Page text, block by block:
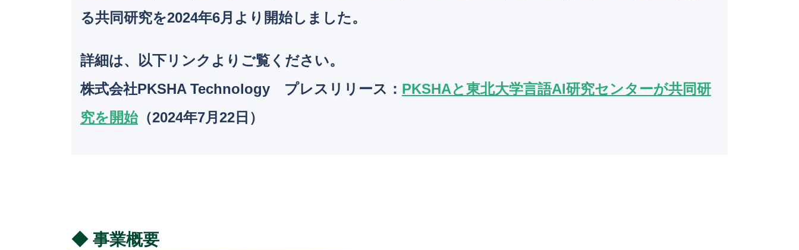
る共同研究を2024年6月より開始しました。
詳細は、以下リンクよりご覧ください。
株式会社PKSHA Technology プレスリリース ： PKSHAと東北大学言語AI研究センターが共同研
究を開始（2024年7月22日）
◆ 事業概要